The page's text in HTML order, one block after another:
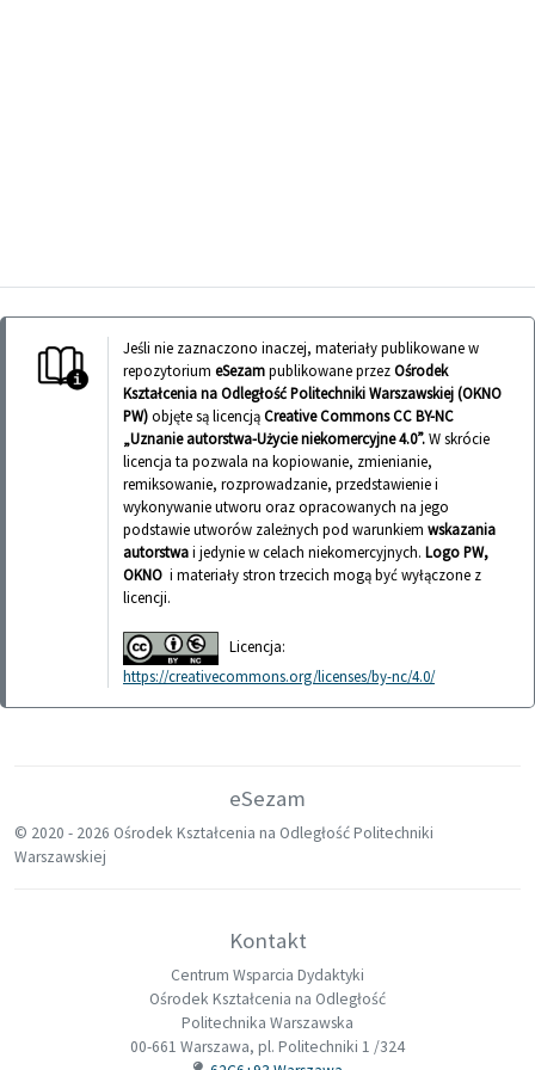
Jeśli nie zaznaczono inaczej, materiały publikowane w
repozytorium eSezampublikowane przezOśrodek
Kształcenia na Odległość Politechniki Warszawskiej (OKNO
PW)objęte są licencjąCreative Commons CC BY-NC
„Uznanie autorstwa-Użycie niekomercyjne 4.0”.W skrócie
licencja ta pozwala na kopiowanie, zmienianie,
remiksowanie, rozprowadzanie, przedstawienie i
wykonywanie utworu oraz opracowanych na jego
podstawie utworów zależnych pod warunkiem wskazania
autorstwai jedynie w celach niekomercyjnych. Logo PW,
OKNO i materiały stron trzecich mogą być wyłączone z
licencji.
Licencja:
https://creativecommons.org/licenses/by-nc/4.0/
eSezam
© 2020 - 2026 Ośrodek Kształcenia na Odległość Politechniki
Warszawskiej
Kontakt
Centrum Wsparcia Dydaktyki
Ośrodek Kształcenia na Odległość
Politechnika Warszawska
00-661 Warszawa, pl. Politechniki 1 /324